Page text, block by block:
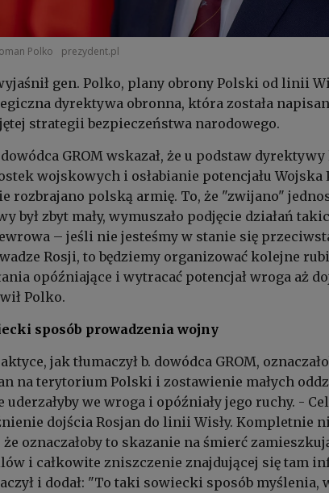
Polko prezydent.pl
gen. Polko, plany obrony Polski od linii
dyrektywa obronna, która została
strategii bezpieczeństwa narodowego.
dowódca GROM wskazał, że u podstaw
wojskowych i osłabianie potencjału Wojska
rozbrajano polską armię. To, że "zwijano"
był zbyt mały, wymuszało podjęcie działań
– jeśli nie jesteśmy w stanie się
Rosji, to będziemy organizować kolejne
opóźniające i wytracać potencjał wroga aż
Polko.
sposób prowadzenia wojny
jak tłumaczył b. dowódca GROM,
na terytorium Polski i zostawienie małych
uderzałyby we wroga i opóźniały jego ruchy. -
dojścia Rosjan do linii Wisły. Kompletnie
że oznaczałoby to skazanie na śmierć
i całkowite zniszczenie znajdującej się tam
i dodał: "To taki sowiecki sposób myślenia,